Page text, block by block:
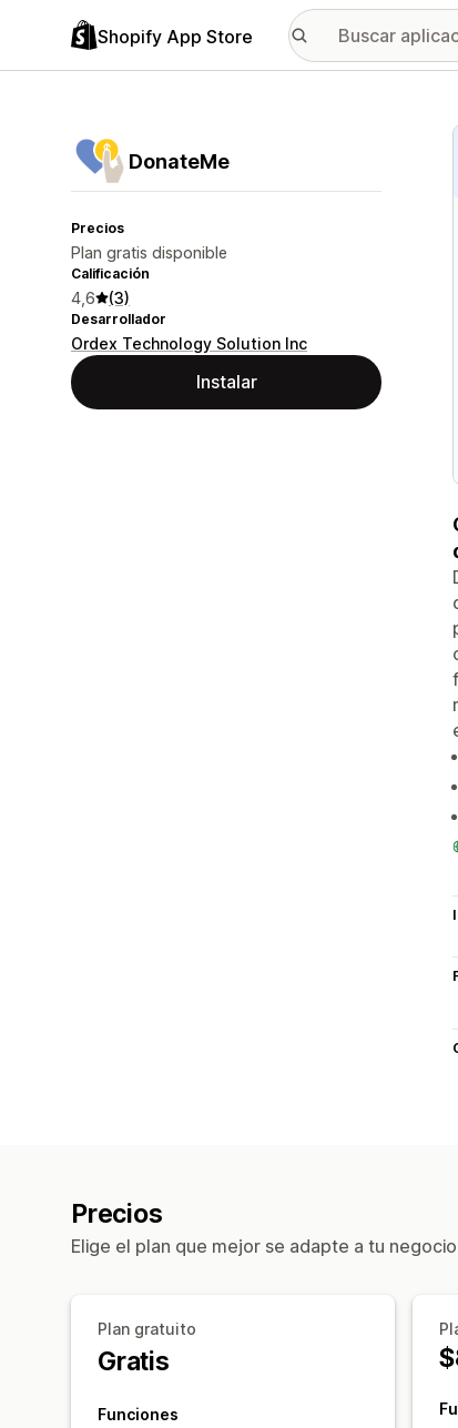
Shopify App Store
DonateMe
Precios
Plan gratis disponible
Calificación
4,6 (3)
Desarrollador
Ordex Technology Solution Inc
Instalar
Precios
Elige el plan que mejor se adapte a tu
Plan gratuito
Gratis
Funciones